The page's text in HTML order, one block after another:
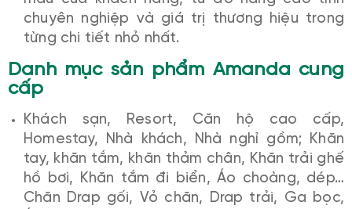
chuyên nghiệp và giá trị thương hiệu trong
từng chi tiết nhỏ nhất.
Danh mục sản phẩm Amanda cung
cấp
Khách sạn, Resort, Căn hộ cao cấp,
Homestay, Nhà khách, Nhà nghỉ gồm; Khăn
tay, khăn tắm, khăn thảm chân, Khăn trải ghế
hồ bơi, Khăn tắm đi biển, Áo choàng, dép…
Chăn Drap gối, Vỏ chăn, Drap trải, Ga bọc,